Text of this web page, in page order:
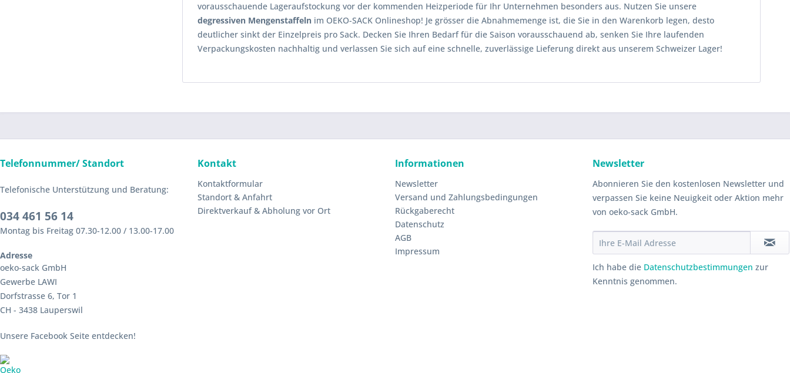
vorausschauende Lageraufstockung vor der kommenden Heizperiode für Ihr Unternehmen besonders aus. Nutzen Sie unsere
degressiven Mengenstaffeln im OEKO-SACK Onlineshop! Je grösser die Abnahmemenge ist, die Sie in den Warenkorb legen, desto
deutlicher sinkt der Einzelpreis pro Sack. Decken Sie Ihren Bedarf für die Saison vorausschauend ab, senken Sie Ihre laufenden
Verpackungskosten nachhaltig und verlassen Sie sich auf eine schnelle, zuverlässige Lieferung direkt aus unserem Schweizer Lager!
Telefonnummer/ Standort
Telefonische Unterstützung und Beratung:
034 461 56 14
Montag bis Freitag 07.30-12.00 / 13.00-17.00
Adresse
oeko-sack GmbH
Gewerbe LAWI
Dorfstrasse 6, Tor 1
CH - 3438 Lauperswil
Unsere Facebook Seite entdecken!
Kontakt
Kontaktformular
Standort & Anfahrt
Direktverkauf & Abholung vor Ort
Informationen
Newsletter
Versand und Zahlungsbedingungen
Rückgaberecht
Datenschutz
AGB
Impressum
Newsletter
Abonnieren Sie den kostenlosen Newsletter und
verpassen Sie keine Neuigkeit oder Aktion mehr
von oeko-sack GmbH.
Ich habe die Datenschutzbestimmungen zur
Kenntnis genommen.